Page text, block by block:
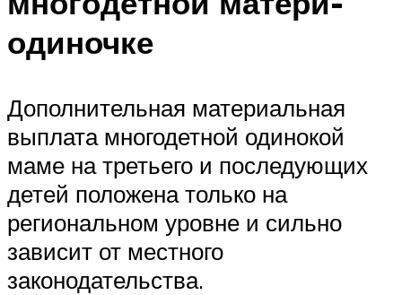
одиночке
Дополнительная материальная
выплата многодетной одинокой
маме на третьего и последующих
детей положена только на
региональном уровне и сильно
зависит от местного
законодательства.